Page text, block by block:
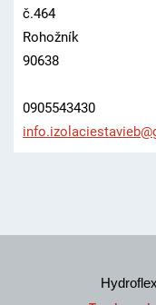
č.464
Rohožník
90638
0905543430
info.izo laciesta